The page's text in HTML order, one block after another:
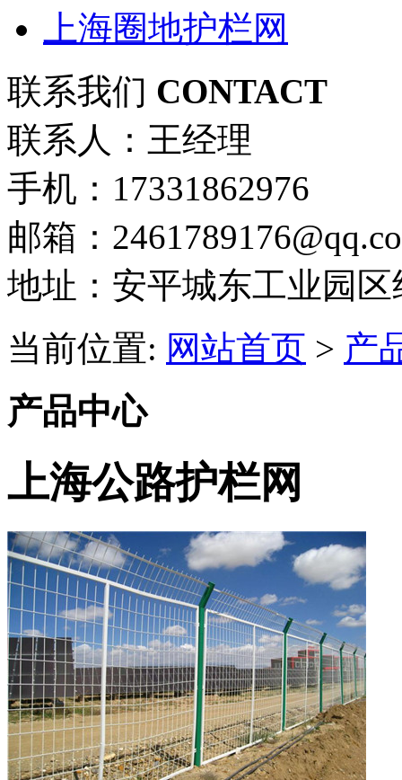
上海圈地护栏网
联系我们 CONTACT
联系人：王经理
手机：17331862976
邮箱：
地址：安平城东工业园区
当前位置: 网站首页 > 产
产品中心
上海公路护栏网